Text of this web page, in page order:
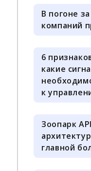
В погоне
компаний
6
какие
к
Зоопарк
главной